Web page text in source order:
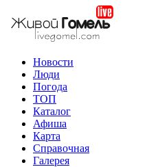
Новости
Люди
Погода
ТОП
Каталог
Афиша
Карта
Справочная
Галерея